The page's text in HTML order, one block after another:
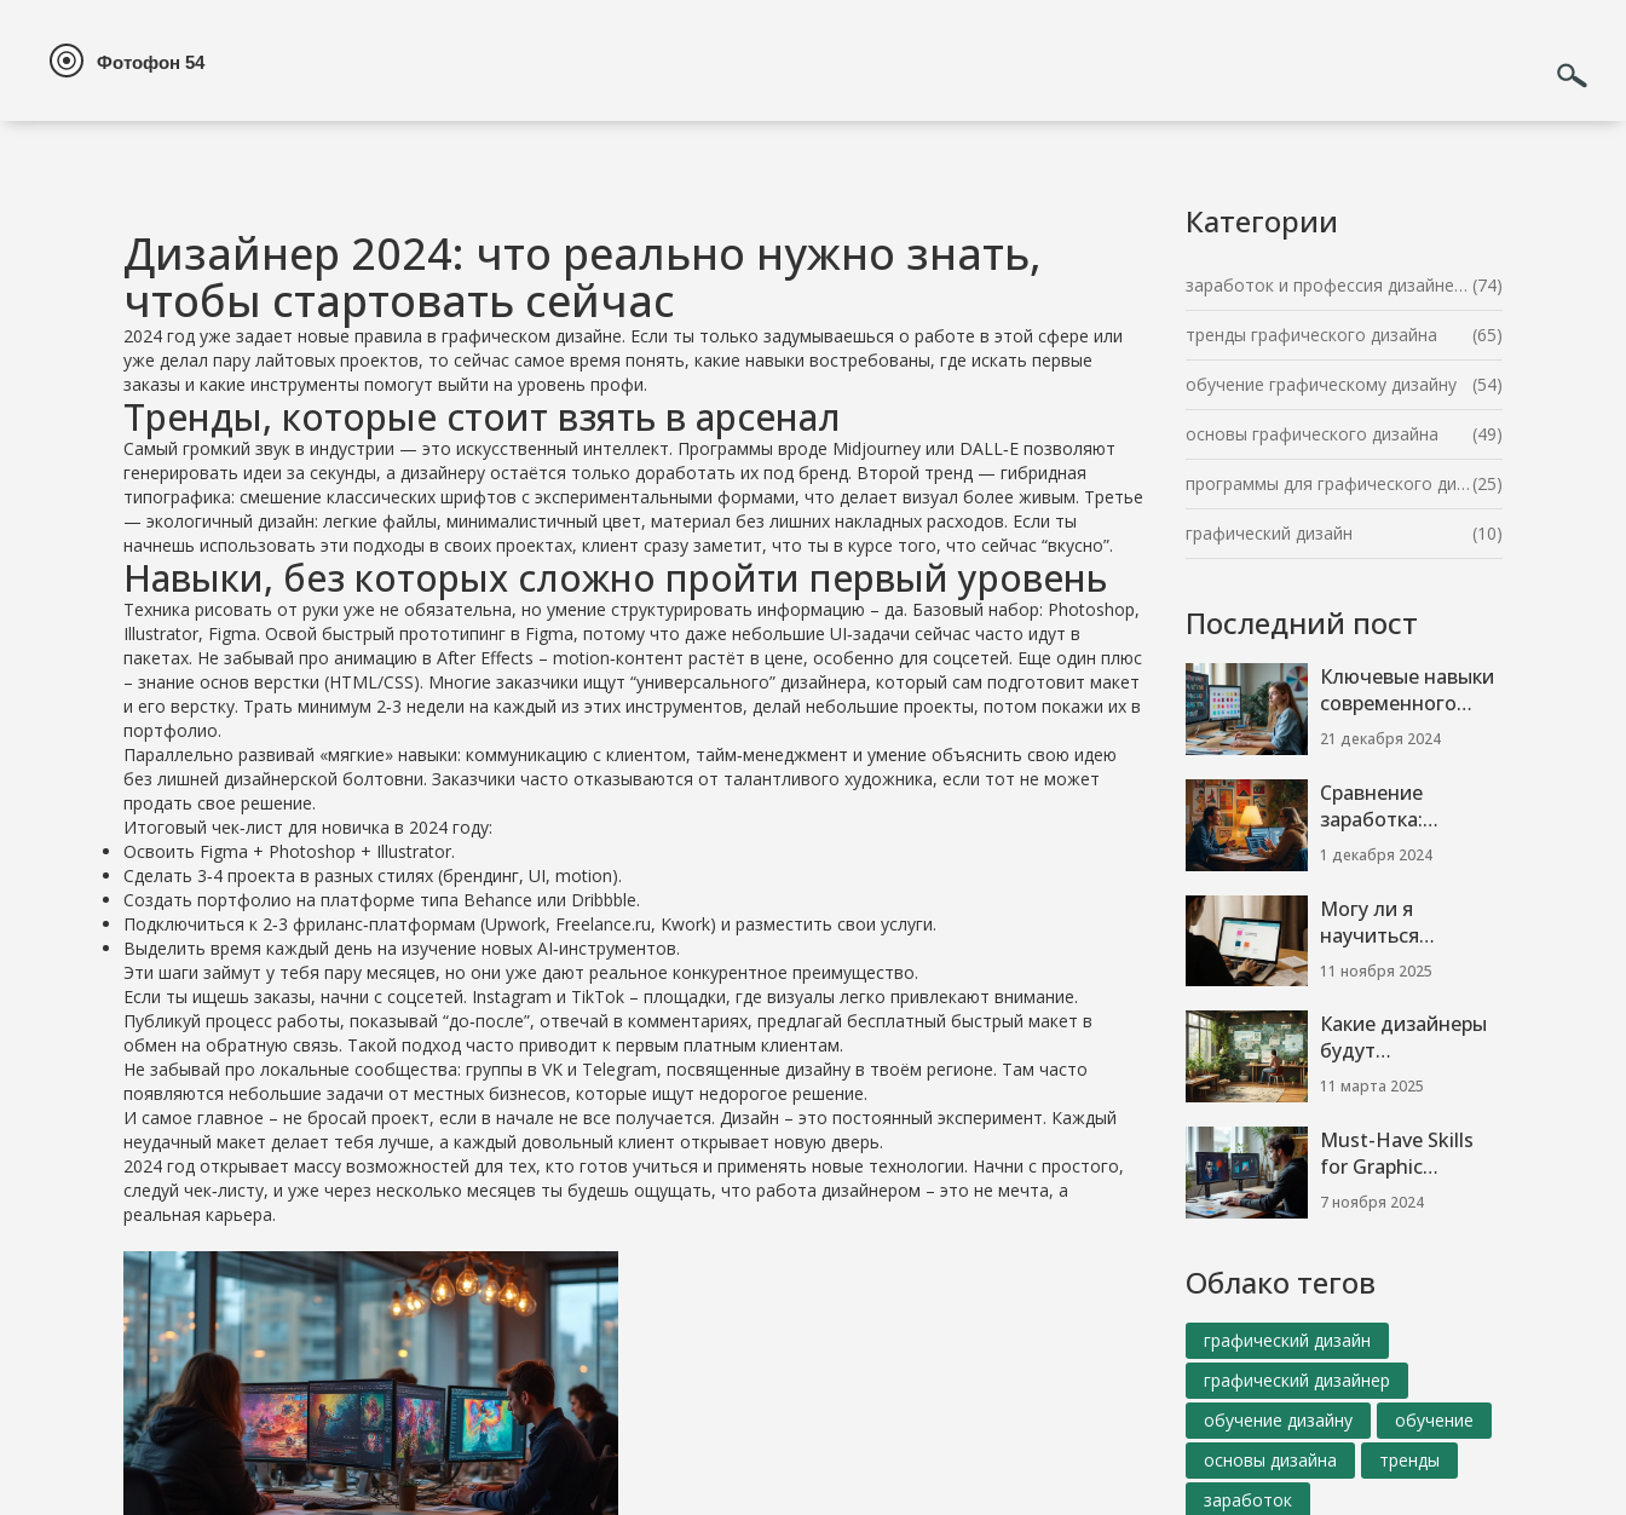
Дизайнер 2024: что реально нужно знать,
чтобы стартовать сейчас
2024 год уже задает новые правила в графическом дизайне. Если ты только задумываешься о работе в этой сфере или
уже делал пару лайтовых проектов, то сейчас самое время понять, какие навыки востребованы, где искать первые
заказы и какие инструменты помогут выйти на уровень профи.
Тренды, которые стоит взять в арсенал
Самый громкий звук в индустрии — это искусственный интеллект. Программы вроде Midjourney или DALL‑E позволяют
генерировать идеи за секунды, а дизайнеру остаётся только доработать их под бренд. Второй тренд — гибридная
типографика: смешение классических шрифтов с экспериментальными формами, что делает визуал более живым. Третье
— экологичный дизайн: легкие файлы, минималистичный цвет, материал без лишних накладных расходов. Если ты
начнешь использовать эти подходы в своих проектах, клиент сразу заметит, что ты в курсе того, что сейчас “вкусно”.
Навыки, без которых сложно пройти первый уровень
Техника рисовать от руки уже не обязательна, но умение структурировать информацию – да. Базовый набор: Photoshop,
Illustrator, Figma. Освой быстрый прототипинг в Figma, потому что даже небольшие UI‑задачи сейчас часто идут в
пакетах. Не забывай про анимацию в After Effects – motion‑контент растёт в цене, особенно для соцсетей. Еще один плюс
– знание основ верстки (HTML/CSS). Многие заказчики ищут “универсального” дизайнера, который сам подготовит макет
и его верстку. Трать минимум 2‑3 недели на каждый из этих инструментов, делай небольшие проекты, потом покажи их в
портфолио.
Параллельно развивай «мягкие» навыки: коммуникацию с клиентом, тайм‑менеджмент и умение объяснить свою идею
без лишней дизайнерской болтовни. Заказчики часто отказываются от талантливого художника, если тот не может
продать свое решение.
Итоговый чек‑лист для новичка в 2024 году:
Освоить Figma + Photoshop + Illustrator.
Сделать 3‑4 проекта в разных стилях (брендинг, UI, motion).
Создать портфолио на платформе типа Behance или Dribbble.
Подключиться к 2‑3 фриланс‑платформам (Upwork, Freelance.ru, Kwork) и разместить свои услуги.
Выделить время каждый день на изучение новых AI‑инструментов.
Эти шаги займут у тебя пару месяцев, но они уже дают реальное конкурентное преимущество.
Если ты ищешь заказы, начни с соцсетей. Instagram и TikTok – площадки, где визуалы легко привлекают внимание.
Публикуй процесс работы, показывай “до‑после”, отвечай в комментариях, предлагай бесплатный быстрый макет в
обмен на обратную связь. Такой подход часто приводит к первым платным клиентам.
Не забывай про локальные сообщества: группы в VK и Telegram, посвященные дизайну в твоём регионе. Там часто
появляются небольшие задачи от местных бизнесов, которые ищут недорогое решение.
И самое главное – не бросай проект, если в начале не все получается. Дизайн – это постоянный эксперимент. Каждый
неудачный макет делает тебя лучше, а каждый довольный клиент открывает новую дверь.
2024 год открывает массу возможностей для тех, кто готов учиться и применять новые технологии. Начни с простого,
следуй чек‑листу, и уже через несколько месяцев ты будешь ощущать, что работа дизайнером – это не мечта, а
реальная карьера.
Категории
заработок и профессия дизайнера (74)
тренды графического дизайна (65)
обучение графическому дизайну (54)
основы графического дизайна (49)
программы для графического дизайна (25)
графический дизайн (10)
Последний пост
Ключевые навыки
современного
графического
дизайнера
21 декабря 2024
Сравнение
заработка:
Графический
дизайнер и веб-
дизайнер
1 декабря 2024
Могу ли я
научиться
графическому
дизайну
самостоятельно?
Практическое
руководство для
новичков
11 ноября 2025
Какие дизайнеры
будут
востребованы в
2024?
11 марта 2025
Must-Have Skills
for Graphic
Designers: Is
Photoshop
7 ноября 2024
Облако тегов
графический дизайн
графический дизайнер
обучение дизайну
обучение
основы дизайна
тренды
заработок